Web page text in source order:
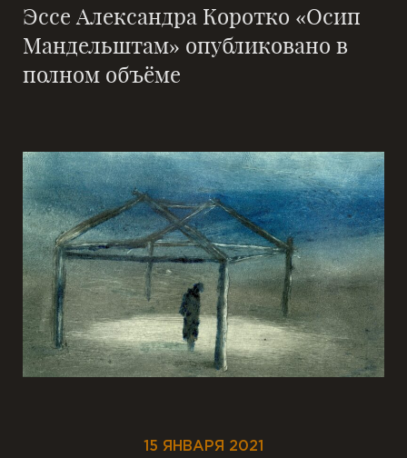
Эссе Александра Коротко «Осип
Мандельштам» опубликовано в
полном объёме
15 ЯНВАРЯ 2021